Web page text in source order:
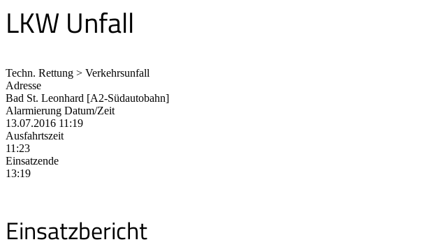
LKW Unfall
Techn. Rettung > Verkehrsunfall
Adresse
Bad St. Leonhard [A2-Südautobahn]
Alarmierung Datum/Zeit
13.07.2016 11:19
Ausfahrtszeit
11:23
Einsatzende
13:19
Einsatzbericht